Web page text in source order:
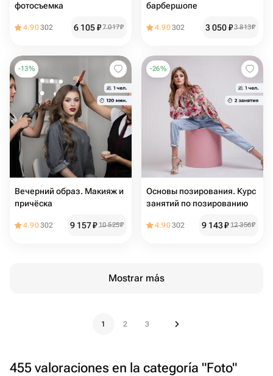
фотосъемка
4.90302 6 105₽7 017₽
барбершопе
4.90302 3 050₽3 813₽
-13%
Вечерний образ. Макияж и
причёска
4.90302 9 157₽ 10 525₽
-26%
Основы позирования. Курс
занятий по позированию
4.90302 9 143₽ 12 356₽
Mostrar más
1 2 3
455 valoraciones en la categoría "Foto"